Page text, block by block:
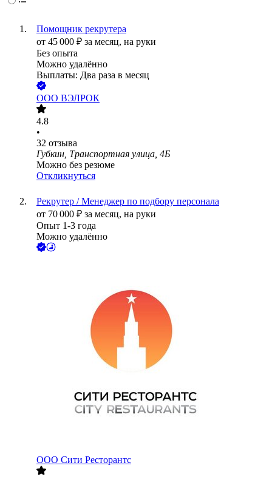
Помощник рекрутера
от 45 000 ₽ за месяц, на руки
Без опыта
Можно удалённо
Выплаты: Два раза в месяц
ООО ВЭЛРОК
4.8
•
32 отзыва
Губкин, Транспортная улица, 4Б
Можно без резюме
Откликнуться
Рекрутер / Менеджер по подбору персонала
от 70 000 ₽ за месяц, на руки
Опыт 1-3 года
Можно удалённо
ООО Сити Ресторантс